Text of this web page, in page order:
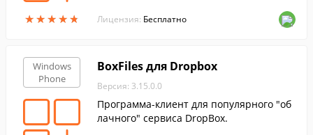
★★★★★
★★★★★ Лицензия: Бесплатно
Windows
Phone
BoxFiles для Dropbox
Версия: 3.15.0.0
Программа-клиент для популярного "об
лачного" сервиса DropBox.